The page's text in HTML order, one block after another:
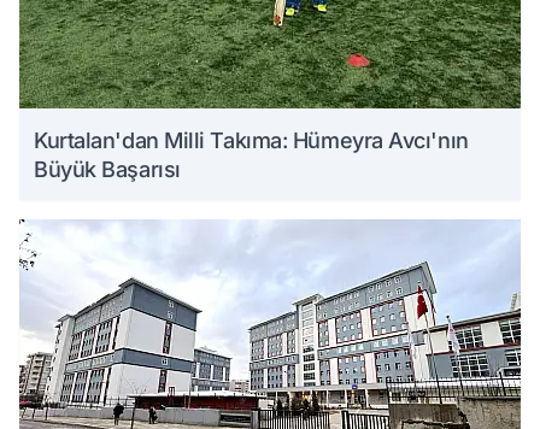
Kurtalan'dan Milli Takıma: Hümeyra Avcı'nın
Büyük Başarısı